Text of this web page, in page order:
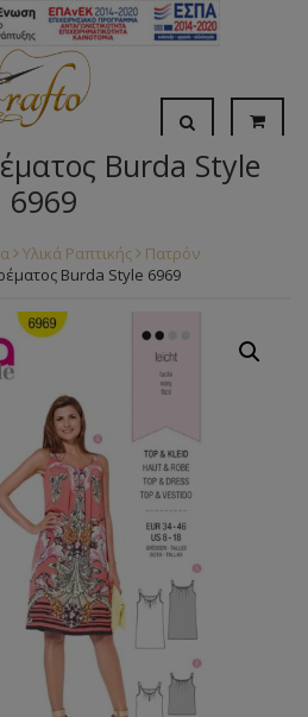
Burda Style
6969
Υλικά Ραπτικής
Πατρόν
Burda Style 6969